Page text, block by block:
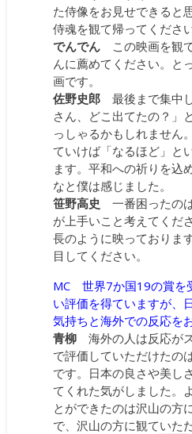
た侍像をお見せできると
侍魂を観て帰ってください
でんでん この映画を観
んに薦めてください。と
画です。
佐野史郎 最後まで集中
さん、どこ出てたの？」
っしゃるかもしれません
ていけば「なるほど」と
ます。平和への祈りを込
なと僕は感じました。
笹野高史
一番困ったの
が上手いこと考えてくだ
長のように映っておりま
目してください。
MC 世界7か国19の賞を
い評価を得ていますが、
気持ちと海外での反応を
青柳 海外の人は反応が
で評価していただけたの
です。日本の良さや美し
てくれた気がしました。
とができたのは沢山の方
で、沢山の方に観ていた